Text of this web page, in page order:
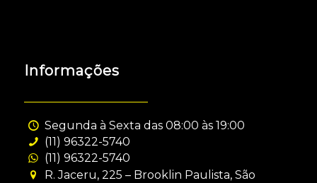
Informações
Segunda à Sexta das 08:00 às 19:00
(11) 96322-5740
(11) 96322-5740
R. Jaceru, 225 – Brooklin Paulista, São